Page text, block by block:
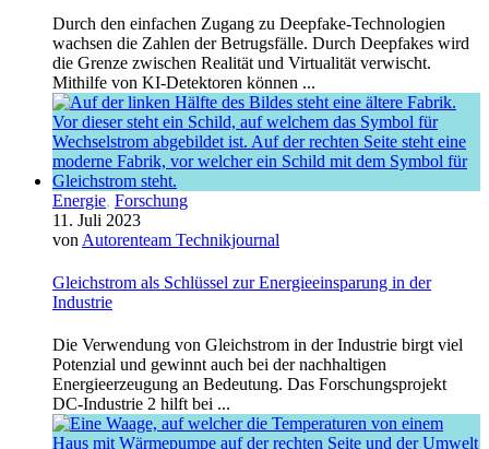
Durch den einfachen Zugang zu Deepfake-Technologien
wachsen die Zahlen der Betrugsfälle. Durch Deepfakes wird
die Grenze zwischen Realität und Virtualität verwischt.
Mithilfe von KI-Detektoren können ...
Energie, Forschung
11. Juli 2023
von Autorenteam Technikjournal
Gleichstrom als Schlüssel zur Energieeinsparung in der
Industrie
Die Verwendung von Gleichstrom in der Industrie birgt viel
Potenzial und gewinnt auch bei der nachhaltigen
Energieerzeugung an Bedeutung. Das Forschungsprojekt
DC-Industrie 2 hilft bei ...